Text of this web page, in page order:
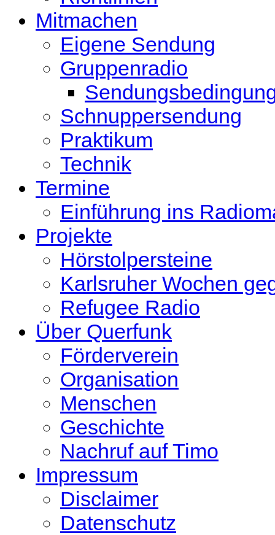
Mitmachen
Eigene Sendung
Gruppenradio
Schnuppersendung
Praktikum
Technik
Termine
Einführung ins
Projekte
Hörstolpersteine
Karlsruher Wochen
Refugee Radio
Über Querfunk
Förderverein
Organisation
Menschen
Geschichte
Nachruf auf Timo
Impressum
Disclaimer
Datenschutz